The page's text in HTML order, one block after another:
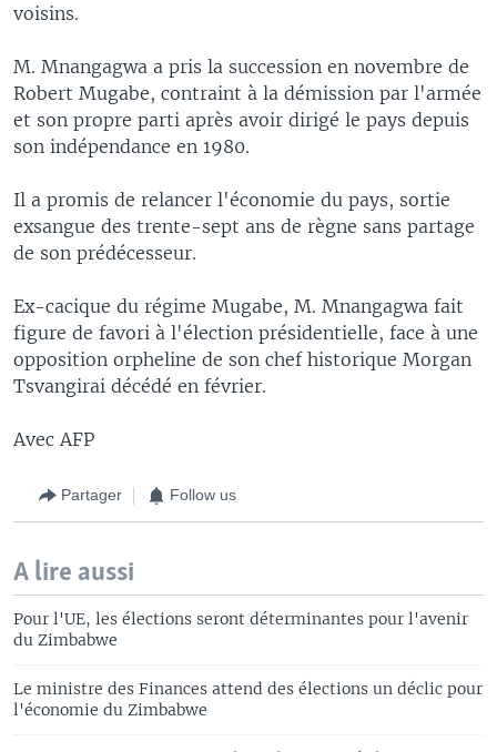
voisins.
M. Mnangagwa a pris la succession en novembre de
Robert Mugabe, contraint à la démission par l'armée
et son propre parti après avoir dirigé le pays depuis
son indépendance en 1980.
Il a promis de relancer l'économie du pays, sortie
exsangue des trente-sept ans de règne sans partage
de son prédécesseur.
Ex-cacique du régime Mugabe, M. Mnangagwa fait
figure de favori à l'élection présidentielle, face à une
opposition orpheline de son chef historique Morgan
Tsvangirai décédé en février.
Avec AFP
Partager Follow us
A lire aussi
Pour l'UE, les élections seront déterminantes pour l'avenir
du Zimbabwe
Le ministre des Finances attend des élections un déclic pour
l'économie du Zimbabwe